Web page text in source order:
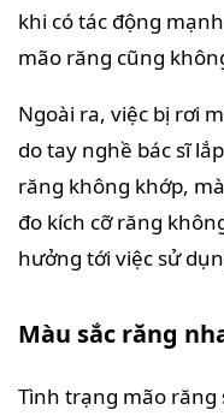
khi có tác động
mão răng cũng
Ngoài ra, việc bị rơi
do tay nghề bác sĩ
răng không khớp,
đo kích cỡ răng
hưởng tới việc sử
Màu sắc răng
Tình trạng mão răng